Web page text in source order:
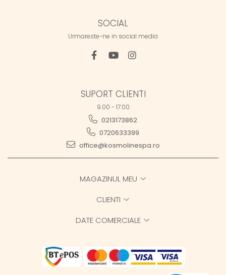
SOCIAL
Urmareste-ne in social media
SUPORT CLIENTI
9.00 - 17.00
0213173862
0720633399
office@kosmolinespa.ro
MAGAZINUL MEU
CLIENTI
DATE COMERCIALE